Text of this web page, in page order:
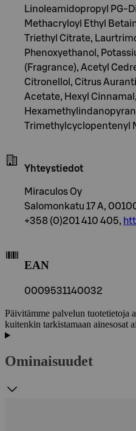
Linoleamidopropyl PG-
Methacryloyl Ethyl
Triethyl Citrate,
Phenoxyethanol,
(Fragrance), Acetyl
Citronellol, Citrus
Acetate, Hexyl
Trimethylcyclopentenyl
Yhteystiedot
Miraculos Oy
Salomonkatu 17 A,
+358 (0)201 410 405,
EAN
0009531140032
Päivitämme palvelun tuotetietoja
kuitenkin tarkistamaan ainesosat
Ominaisuudet